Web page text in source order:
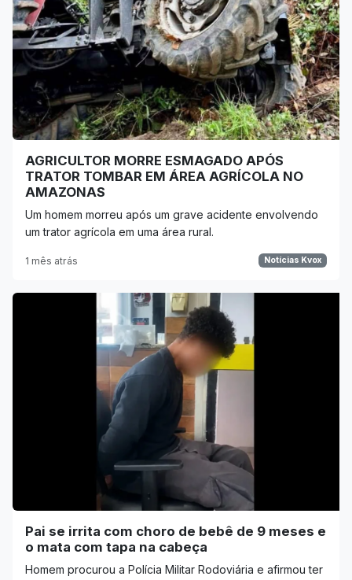
AGRICULTOR MORRE ESMAGADO APÓS
TRATOR TOMBAR EM ÁREA AGRÍCOLA NO
AMAZONAS
Um homem morreu após um grave acidente envolvendo
um trator agrícola em uma área rural.
1 mês atrás Notícias Kvox
Pai se irrita com choro de bebê de 9 meses e
o mata com tapa na cabeça
Homem procurou a Polícia Militar Rodoviária e afirmou ter